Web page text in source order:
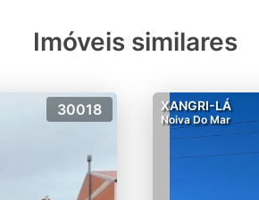
Imóveis similares
30018 XANGRI-LÁ
Noiva Do Mar